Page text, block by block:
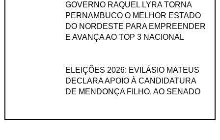
GOVERNO RAQUEL LYRA TORNA
PERNAMBUCO O MELHOR ESTADO
DO NORDESTE PARA EMPREENDER
E AVANÇA AO TOP 3 NACIONAL
ELEIÇÕES 2026: EVILÁSIO MATEUS
DECLARA APOIO À CANDIDATURA
DE MENDONÇA FILHO, AO SENADO